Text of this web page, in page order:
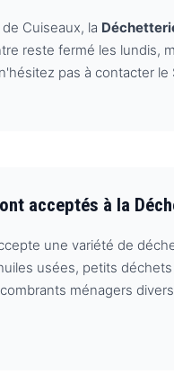
Cuiseaux, la
reste fermé les
pas à contacter
acceptés à la
une variété de
usées, petits
ménagers